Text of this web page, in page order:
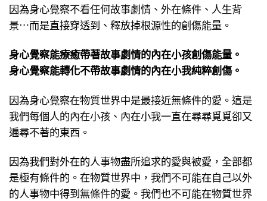
因為身心覺察不看任何故事劇情、外在條件、人生背
景⋯而是直接穿透到、釋放掉根源性的創傷能量。
身心覺察能療癒帶著故事劇情的內在小孩創傷能量。
身心覺察能轉化不帶故事劇情的內在小我純粹創傷。
因為身心覺察在物質世界中是最接近無條件的愛。這是
我們每個人的內在小孩、內在小我一直在尋尋覓覓卻又
遍尋不著的東西。
因為我們對外在的人事物盡所追求的愛與被愛，全部都
是極有條件的。在物質世界中，我們不可能在自己以外
的人事物中得到無條件的愛。我們也不可能在物質世界